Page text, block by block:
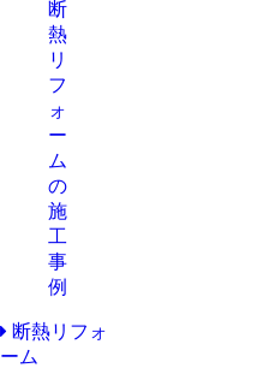
断熱リフォ
ーム